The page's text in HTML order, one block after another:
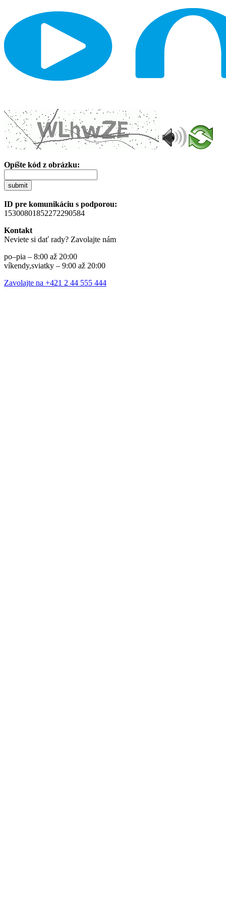
Opíšte kód z obrázku:
submit
ID pre komunikáciu s podporou:
15300801852272290584
Kontakt
Neviete si dať rady? Zavolajte nám
po–pia – 8:00 až 20:00
víkendy,sviatky – 9:00 až 20:00
Zavolajte na +421 2 44 555 444